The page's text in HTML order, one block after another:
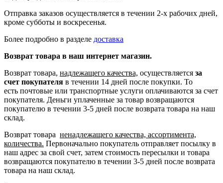
Отправка заказов осуществляется в течении 2-х рабочих дней,
кроме субботы и воскресенья.
Более подробно в разделе доставка
Возврат товара в наш интернет магазин.
Возврат товара, надлежащего качества, осуществляется за
счет покупателя в течении 14 дней после покупки. То
есть почтовые или транспортные услуги оплачиваются за счет
покупателя. Деньги уплаченные за товар возвращаются
покупателю в течении 3-5 дней после возврата товара на наш
склад.
Возврат товара ненадлежащего качества, ассортимента,
количества. Первоначально покупатель отправляет посылку в
наш адрес за свой счет, затем стоимость пересылки и товара
возвращаются покупателю в течении 3-5 дней после возврата
товара на наш склад.